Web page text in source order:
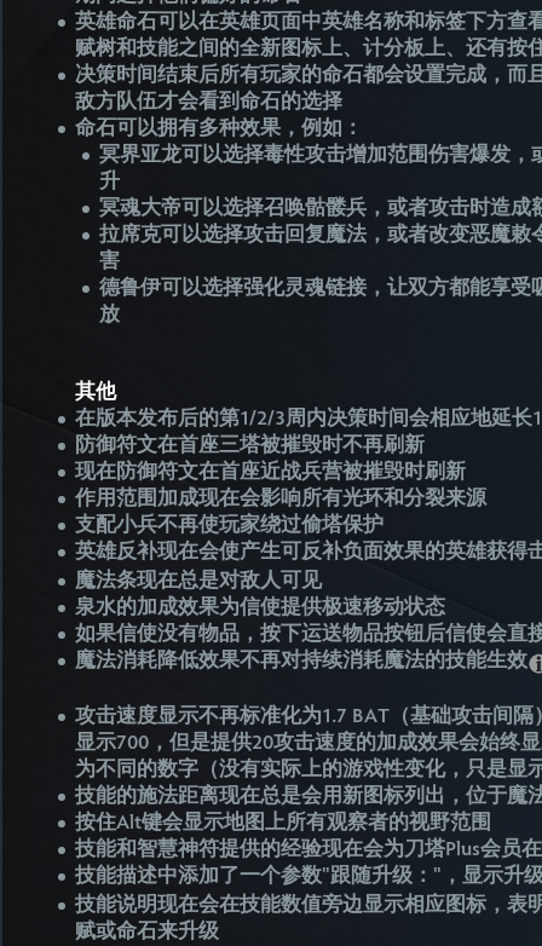
英雄命石可以在英雄页面中英雄名称和标签下方查
赋树和技能之间的全新图标上、计分板上、还有按
决策时间结束后所有玩家的命石都会设置完成，而
敌方队伍才会看到命石的选择
命石可以拥有多种效果，例如：
冥界亚龙可以选择毒性攻击增加范围伤害爆发
升
冥魂大帝可以选择召唤骷髅兵，或者攻击时造成
拉席克可以选择攻击回复魔法，或者改变恶魔
害
德鲁伊可以选择强化灵魂链接，让双方都能享
放
其他
在版本发布后的第1/2/3周内决策时间会相应地延长
防御符文在首座三塔被摧毁时不再刷新
现在防御符文在首座近战兵营被摧毁时刷新
作用范围加成现在会影响所有光环和分裂来源
支配小兵不再使玩家绕过偷塔保护
英雄反补现在会使产生可反补负面效果的英雄获得
魔法条现在总是对敌人可见
泉水的加成效果为信使提供极速移动状态
如果信使没有物品，按下运送物品按钮后信使会直
魔法消耗降低效果不再对持续消耗魔法的技能生效
攻击速度显示不再标准化为1.7 BAT（基础攻击间
显示700，但是提供20攻击速度的加成效果会始终
为不同的数字（没有实际上的游戏性变化，只是显
技能的施法距离现在总是会用新图标列出，位于魔
按住Alt键会显示地图上所有观察者的视野范围
技能和智慧神符提供的经验现在会为刀塔Plus会员
技能描述中添加了一个参数"跟随升级："，显示升
技能说明现在会在技能数值旁边显示相应图标，表
赋或命石来升级